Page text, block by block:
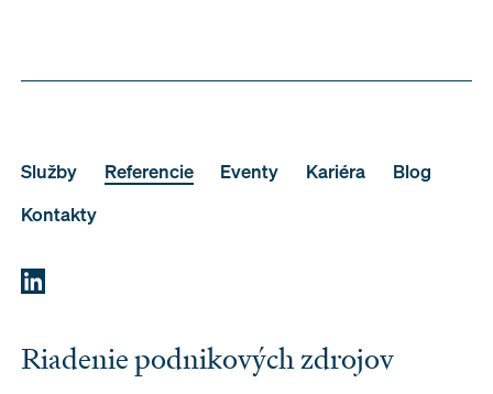
Služby Referencie Eventy Kariéra
Blog
Kontakty
Riadenie podnikových zdrojov